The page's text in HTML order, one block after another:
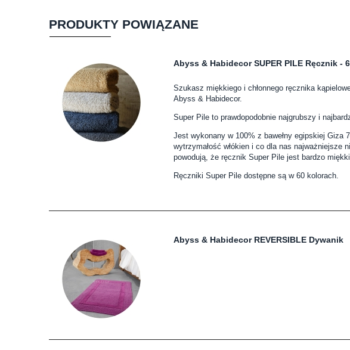
PRODUKTY POWIĄZANE
Abyss & Habidecor SUPER PILE Ręcznik -
Szukasz miękkiego i chłonnego ręcznika
Abyss & Habidecor.
Super Pile to prawdopodobnie najgrubszy i
Jest wykonany w 100% z bawełny egipskiej Giza
wytrzymałość włókien i co dla nas najważniejsze
powodują, że ręcznik Super Pile jest bardzo
Ręczniki Super Pile dostępne są w 60 kolorach.
Abyss & Habidecor REVERSIBLE Dywanik